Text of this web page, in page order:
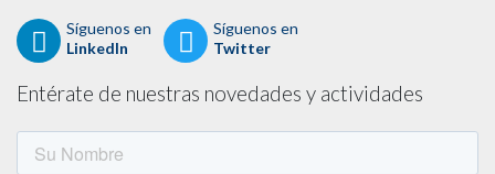
Síguenos en
LinkedIn
Síguenos en
Twitter
Entérate de nuestras novedades y actividades